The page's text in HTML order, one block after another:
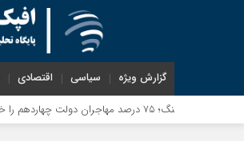
گزارش ویژه سیاسی اقتصادی